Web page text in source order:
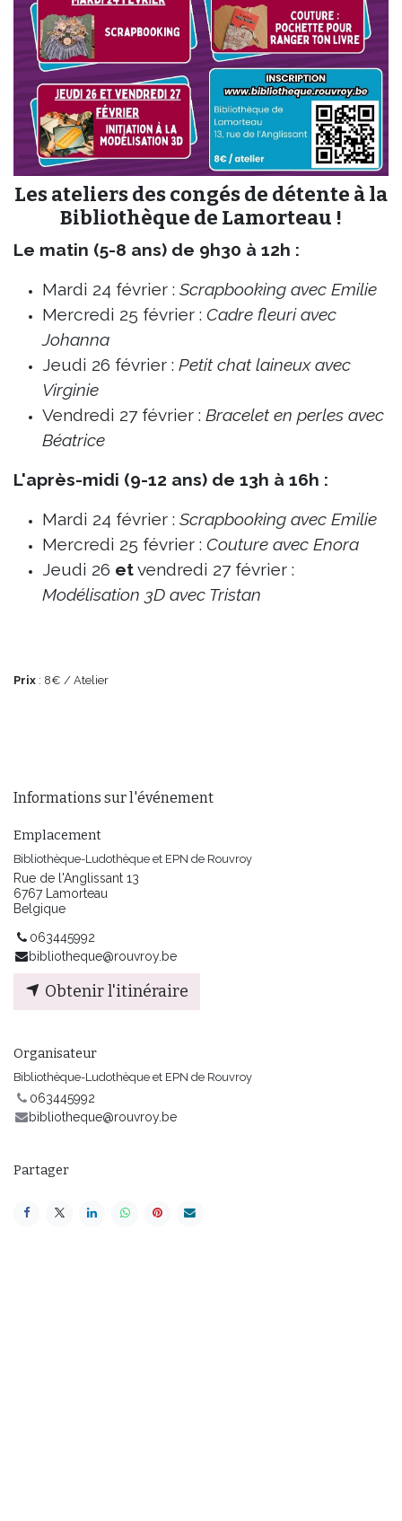
Les ateliers des congés de détente à la
Bibliothèque de Lamorteau !
Le matin (5-8 ans) de 9h30 à 12h :
Mardi 24 février : Scrapbooking avec Emilie
Mercredi 25 février : Cadre fleuri avec
Johanna
Jeudi 26 février : Petit chat laineux avec
Virginie
Vendredi 27 février : Bracelet en perles avec
Béatrice
L'après-midi (9-12 ans) de 13h à 16h :
Mardi 24 février : Scrapbooking avec Emilie
Mercredi 25 février : ​Couture avec Enora
Jeudi 26 etvendredi 27 février :
Modélisation 3D avec Tristan
Prix : 8€ / Atelier
Informations sur l'événement
Emplacement
Bibliothèque-Ludothèque et EPN de Rouvroy
Rue de l'Anglissant 13
6767 Lamorteau
Belgique
063445992
bibliotheque@rouvroy.be
Obtenir l'itinéraire
Organisateur
Bibliothèque-Ludothèque et EPN de Rouvroy
063445992
bibliotheque@rouvroy.be
Partager